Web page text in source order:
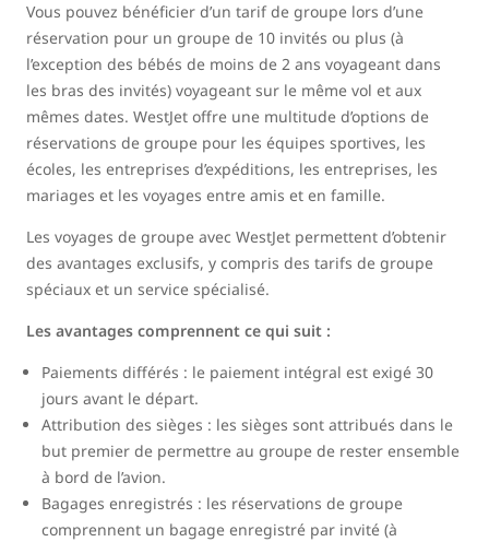
Vous pouvez bénéficier d’un tarif de groupe lors d’une
réservation pour un groupe de 10 invités ou plus (à
l’exception des bébés de moins de 2 ans voyageant dans
les bras des invités) voyageant sur le même vol et aux
mêmes dates. WestJet offre une multitude d’options de
réservations de groupe pour les équipes sportives, les
écoles, les entreprises d’expéditions, les entreprises, les
mariages et les voyages entre amis et en famille.
Les voyages de groupe avec WestJet permettent d’obtenir
des avantages exclusifs, y compris des tarifs de groupe
spéciaux et un service spécialisé.
Les avantages comprennent ce qui suit :
Paiements différés : le paiement intégral est exigé 30
jours avant le départ.
Attribution des sièges : les sièges sont attribués dans le
but premier de permettre au groupe de rester ensemble
à bord de l’avion.
Bagages enregistrés : les réservations de groupe
comprennent un bagage enregistré par invité (à